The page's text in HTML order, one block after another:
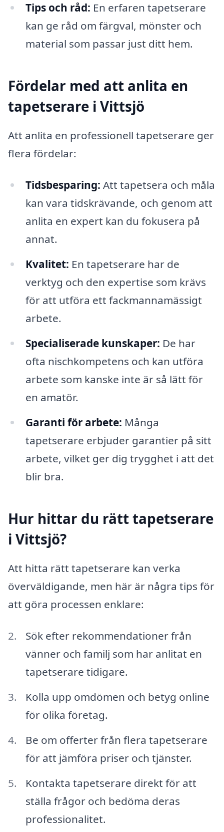
Tips och råd: En erfaren tapetserare
kan ge råd om färgval, mönster och
material som passar just ditt hem.
Fördelar med att anlita en
tapetserare i Vittsjö
Att anlita en professionell tapetserare ger
flera fördelar:
Tidsbesparing: Att tapetsera och måla
kan vara tidskrävande, och genom att
anlita en expert kan du fokusera på
annat.
Kvalitet: En tapetserare har de
verktyg och den expertise som krävs
för att utföra ett fackmannamässigt
arbete.
Specialiserade kunskaper: De har
ofta nischkompetens och kan utföra
arbete som kanske inte är så lätt för
en amatör.
Garanti för arbete: Många
tapetserare erbjuder garantier på sitt
arbete, vilket ger dig trygghet i att det
blir bra.
Hur hittar du rätt tapetserare
i Vittsjö?
Att hitta rätt tapetserare kan verka
överväldigande, men här är några tips för
att göra processen enklare:
Sök efter rekommendationer från
vänner och familj som har anlitat en
tapetserare tidigare.
Kolla upp omdömen och betyg online
för olika företag.
Be om offerter från flera tapetserare
för att jämföra priser och tjänster.
Kontakta tapetserare direkt för att
ställa frågor och bedöma deras
professionalitet.